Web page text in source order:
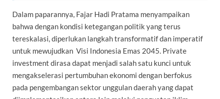
Dalam paparannya, Fajar Hadi Pratama menyampaikan
bahwa dengan kondisi ketegangan politik yang terus
tereskalasi, diperlukan langkah transformatif dan imperatif
untuk mewujudkan Visi Indonesia Emas 2045. Private
investment dirasa dapat menjadi salah satu kunci untuk
mengakselerasi pertumbuhan ekonomi dengan berfokus
pada pengembangan sektor unggulan daerah yang dapat